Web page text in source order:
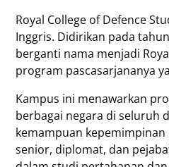
Royal College of Defence
Inggris. Didirikan pada
berganti nama menjadi
program pascasarjananya
Kampus ini menawarkan
berbagai negara di seluruh
kemampuan
senior, diplomat, dan